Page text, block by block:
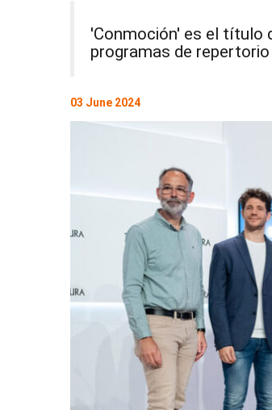
'Conmoción' es el título
programas de
03 June 2024